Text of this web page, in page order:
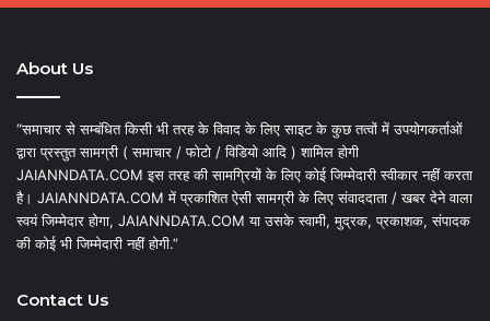
About Us
“समाचार से सम्बंधित किसी भी तरह के विवाद के लिए साइट के कुछ तत्वों में उपयोगकर्ताओं
द्वारा प्रस्तुत सामग्री ( समाचार / फोटो / विडियो आदि ) शामिल होगी
JAIANNDATA.COM इस तरह की सामग्रियों के लिए कोई जिम्मेदारी स्वीकार नहीं करता
है। JAIANNDATA.COM में प्रकाशित ऐसी सामग्री के लिए संवाददाता / खबर देने वाला
स्वयं जिम्मेदार होगा, JAIANNDATA.COM या उसके स्वामी, मुद्रक, प्रकाशक, संपादक
की कोई भी जिम्मेदारी नहीं होगी.”
Contact Us